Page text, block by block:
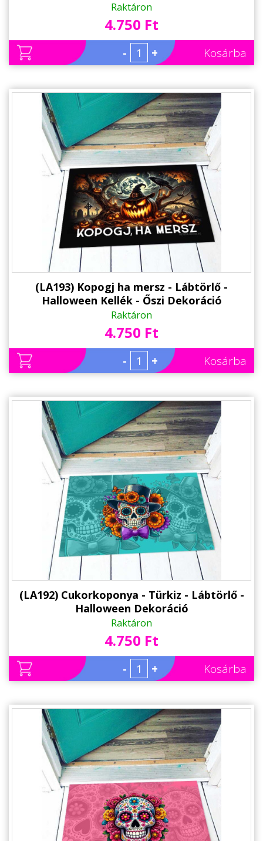
Raktáron
4.750 Ft
- + Kosárba
(LA193) Kopogj ha mersz - Lábtörlő -
Halloween Kellék - Őszi Dekoráció
Raktáron
4.750 Ft
- + Kosárba
(LA192) Cukorkoponya - Türkiz - Lábtörlő -
Halloween Dekoráció
Raktáron
4.750 Ft
- + Kosárba